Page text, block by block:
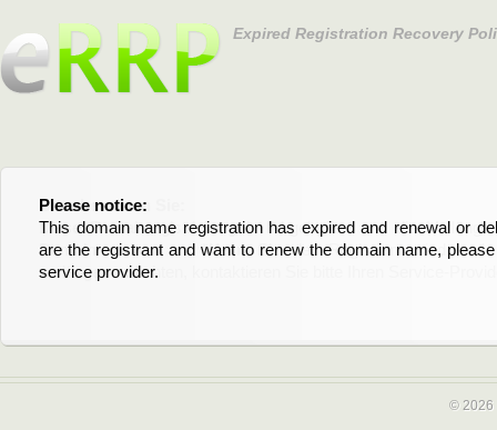
Expired Registration Recovery
Please notice:
This domain name registration has expired and renewal or
are the registrant and want to renew the domain name,
service provider.
Bitte beachten Sie:
Diese Domainregistrierung ist abgelaufen und die
Domain stehen an. Wenn Sie der Registrant sind und
verlängern möchten, kontaktieren Sie bitte Ihren Service-
© 2026